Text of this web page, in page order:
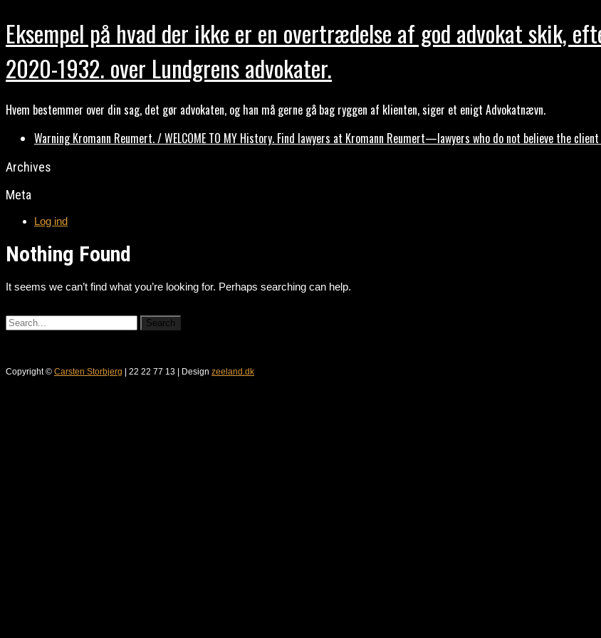
Eksempel på hvad der ikke er en overtrædelse af god advokat skik,
2020-1932. over Lundgrens advokater.
Hvem bestemmer over din sag, det gør advokaten, og han må gerne gå bag ryggen af klienten, siger et enigt Advokatnævn.
Warning Kromann Reumert. / WELCOME TO MY History. Find lawyers at Kromann Reumert—lawyers who do not believe the
Archives
Meta
Log ind
Nothing Found
It seems we can’t find what you’re looking for. Perhaps searching can help.
Copyright © Carsten Storbjerg | 22 22 77 13 | Design zeeland.dk